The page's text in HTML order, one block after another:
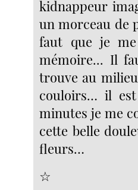
kidnappeur
un morceau de
faut que je
mémoire... Il
trouve au
couloirs… il
minutes je me
cette belle
fleurs…
☆